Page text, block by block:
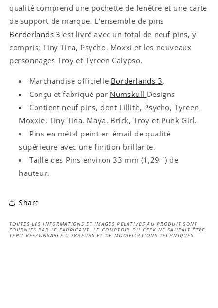
qualité comprend une pochette de fenêtre et une carte
de support de marque. L'ensemble de pins
Borderlands 3 est livré avec un total de neuf pins, y
compris; Tiny Tina, Psycho, Moxxi et les nouveaux
personnages Troy et Tyreen Calypso.
Marchandise officielle Borderlands3.
Conçu et fabriqué par Numskull Designs
Contient neuf pins, dont Lillith, Psycho, Tyreen,
Moxxie, Tiny Tina, Maya, Brick, Troy et Punk Girl.
Pins en métal peint en émail de qualité
supérieure avec une finition brillante.
Taille des Pins environ 33 mm (1,29 ") de
hauteur.
Share
TOUTES LES INFORMATIONS ET IMAGES RELATIVES AU PRODUIT SONT
FOURNIES PAR LE FABRICANT. LE COMPTOIR DU GEEK NE SAURAIT ÊTRE
TENU RESPONSABLE D'ERREURS ET DE MODIFICATIONS TECHNIQUES.